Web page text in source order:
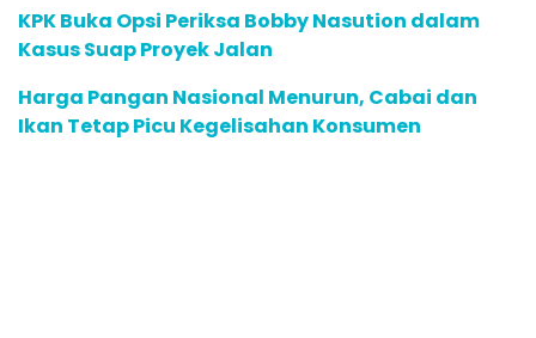
KPK Buka Opsi Periksa Bobby Nasution dalam
Kasus Suap Proyek Jalan
Harga Pangan Nasional Menurun, Cabai dan
Ikan Tetap Picu Kegelisahan Konsumen